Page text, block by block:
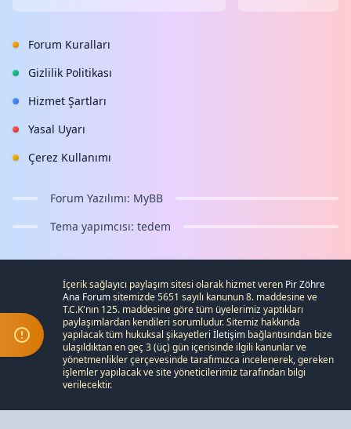
Forum Kuralları
Gizlilik Politikası
Hizmet Şartları
Yasal Uyarı
Çerez Kullanımı
Forum Yazılımı: MyBB
Tema yapımcısı: tedem
İçerik sağlayıcı paylaşım sitesi olarak hizmet veren Pir Zöhre
Ana Forumsitemizde 5651 sayılı kanunun 8. maddesine ve
T.C.K'nın 125. maddesine göre tüm üyelerimiz yaptıkları
paylaşımlardan kendileri sorumludur. Sitemiz hakkında
yapılacak tüm hukuksal şikayetleri İletişim bağlantısından bize
ulaşıldıktan en geç 3 (üç) gün içerisinde ilgili kanunlar ve
yönetmenlikler çerçevesinde tarafımızca incelenerek, gereken
işlemler yapılacak ve site yöneticilerimiz tarafından bilgi
verilecektir.